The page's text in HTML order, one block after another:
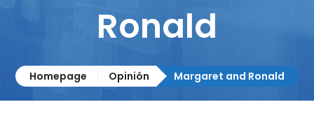
Ronald
Homepage Opinión Margaret and Ronald